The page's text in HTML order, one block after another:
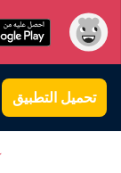
تحميل التطبيق